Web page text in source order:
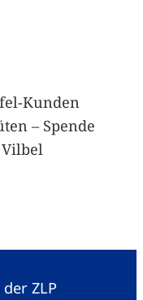
Kunden
– Spende
ZLP